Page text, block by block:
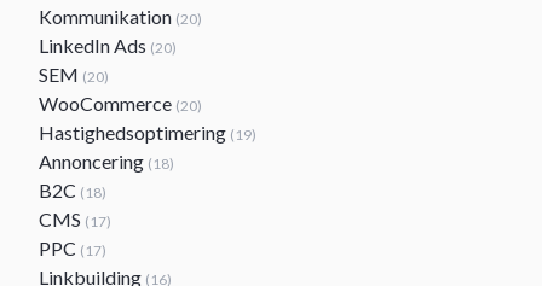
Kommunikation (20)
LinkedIn Ads (20)
SEM (20)
WooCommerce (20)
Hastighedsoptimering (19)
Annoncering (18)
B2C (18)
CMS (17)
PPC (17)
Linkbuilding (16)